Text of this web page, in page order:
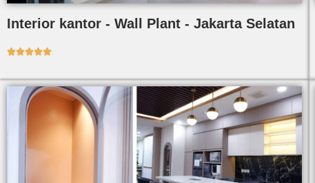
Interior kantor - Wall Plant - Jakarta Selatan
